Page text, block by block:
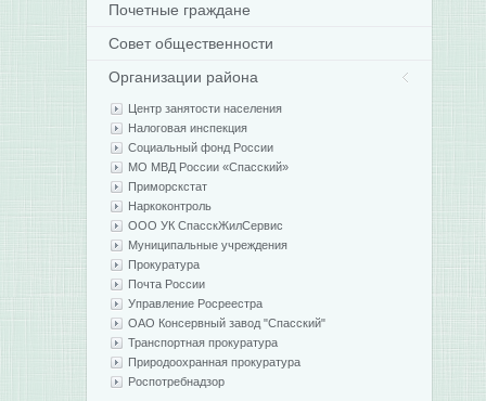
Почетные граждане
Совет общественности
Организации района
Центр занятости населения
Налоговая инспекция
Социальный фонд России
МО МВД России «Спасский»
Приморскстат
Наркоконтроль
ООО УК СпасскЖилСервис
Муниципальные учреждения
Прокуратура
Почта России
Управление Росреестра
ОАО Консервный завод "Спасский"
Транспортная прокуратура
Природоохранная прокуратура
Роспотребнадзор